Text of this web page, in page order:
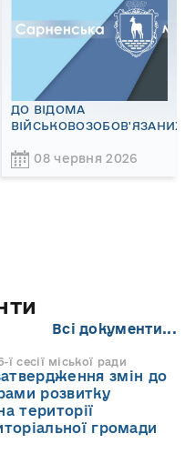
ДО ВІДОМА
ВІЙСЬКОВОЗОБОВ'ЯЗАНИХ!
08 червня 2026
Всі документи...
сесії міської ради
змін до
розвитку
території
громади